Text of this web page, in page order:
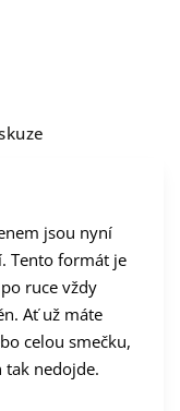
jsou nyní
Tento formát je
ruce vždy
Ať už máte
celou smečku,
tak nedojde.